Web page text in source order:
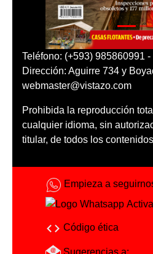
Teléfono: (+593) 985860991 -
Dirección: Aguirre 734 y
webmaster@vistazo.com
Prohibida la reproducción
cualquier idioma, sin
titular, de todos los
Empieza a
Código ética
Sugerencias a: